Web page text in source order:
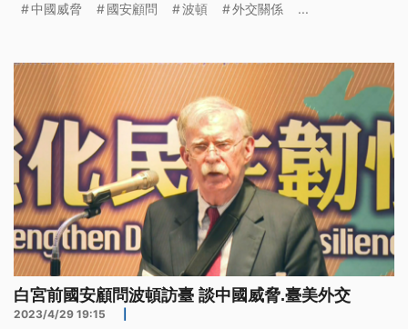
構。
中國威脅 國安顧問 波頓 外交關係 ...
白宮前國安顧問波頓訪臺 談中國威脅.臺美外交
2023/4/29 19:15